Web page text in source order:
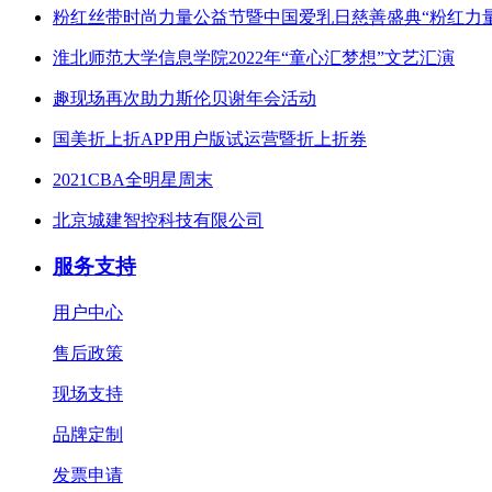
粉红丝带时尚力量公益节暨中国爱乳日慈善盛典“粉红力
淮北师范大学信息学院2022年“童心汇梦想”文艺汇演
趣现场再次助力斯伦贝谢年会活动
国美折上折APP用户版试运营暨折上折券
2021CBA全明星周末
北京城建智控科技有限公司
服务支持
用户中心
售后政策
现场支持
品牌定制
发票申请